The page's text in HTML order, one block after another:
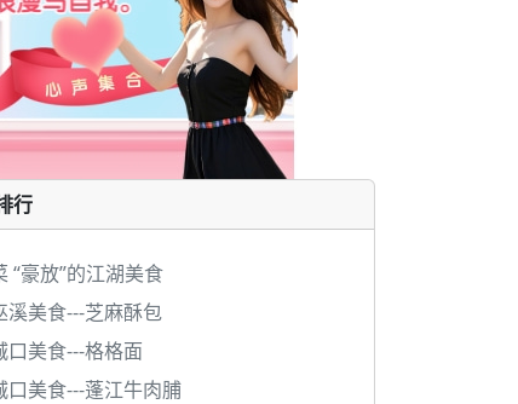
行
“豪放”的江湖美食
溪美食---芝麻酥包
口美食---格格面
口美食---蓬江牛肉脯